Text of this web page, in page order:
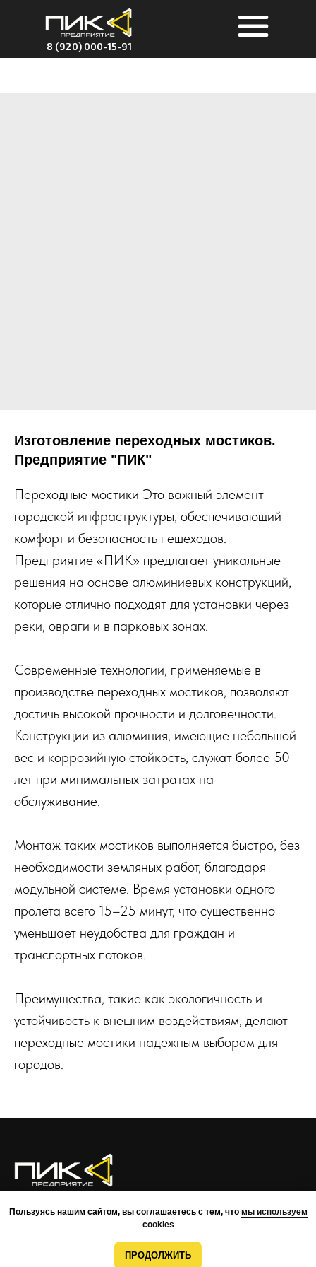
8 (920) 000-15-91
Изготовление переходных мостиков.
Предприятие "ПИК"
Переходные мостики Это важный элемент
городской инфраструктуры, обеспечивающий
комфорт и безопасность пешеходов.
Предприятие «ПИК» предлагает уникальные
решения на основе алюминиевых конструкций,
которые отлично подходят для установки через
реки, овраги и в парковых зонах.
Современные технологии, применяемые в
производстве переходных мостиков, позволяют
достичь высокой прочности и долговечности.
Конструкции из алюминия, имеющие небольшой
вес и коррозийную стойкость, служат более 50
лет при минимальных затратах на
обслуживание.
Монтаж таких мостиков выполняется быстро, без
необходимости земляных работ, благодаря
модульной системе. Время установки одного
пролета всего 15–25 минут, что существенно
уменьшает неудобства для граждан и
транспортных потоков.
Преимущества, такие как экологичность и
устойчивость к внешним воздействиям, делают
переходные мостики надежным выбором для
городов.
О КОМПАНИИ ПРЕИМУЩЕСТВА
МОНТАЖ РАЗРАБОТКА
Пользуясь нашим сайтом, вы соглашаетесь с тем, что мы используем
cookies
ПРОДОЛЖИТЬ